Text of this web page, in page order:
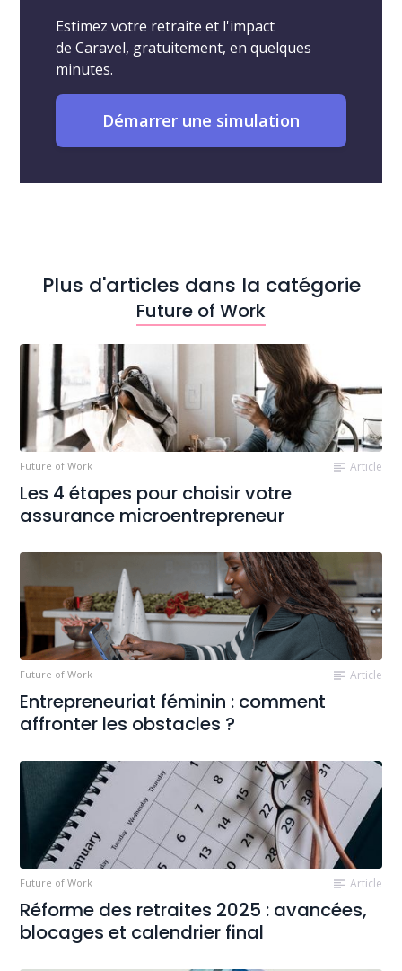
Estimez votre retraite et l'impact
de Caravel, gratuitement, en quelques
minutes.
Démarrer une simulation
Plus d'articles dans la catégorie
Future of Work
Future of Work Article
Les 4 étapes pour choisir votre
assurance microentrepreneur
Future of Work Article
Entrepreneuriat féminin : comment
affronter les obstacles ?
Future of Work Article
Réforme des retraites 2025 : avancées,
blocages et calendrier final